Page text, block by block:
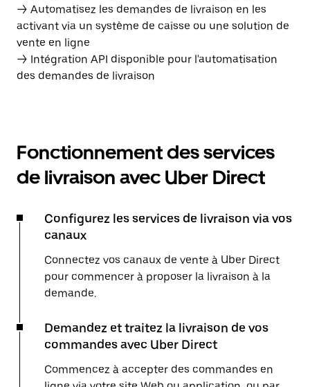
→ Automatisez les demandes de livraison en les
activant via un système de caisse ou une solution de
vente en ligne
→ Intégration API disponible pour l'automatisation
des demandes de livraison
Fonctionnement des services
de livraison avec Uber Direct
Configurez les services de livraison via vos
canaux
Connectez vos canaux de vente à Uber Direct
pour commencer à proposer la livraison à la
demande.
Demandez et traitez la livraison de vos
commandes avec Uber Direct
Commencez à accepter des commandes en